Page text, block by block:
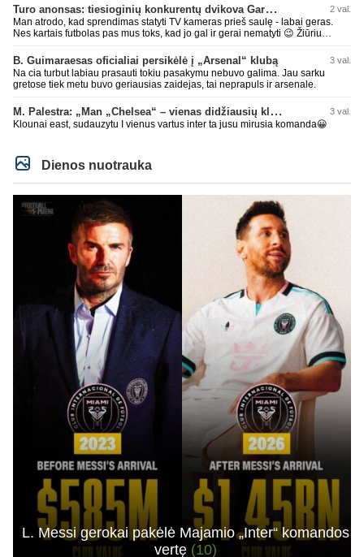
Turo anonsas: tiesioginių konkurentų dvikova Gargžduose 2 val.
Man atrodo, kad sprendimas statyti TV kameras prieš saulę - labai geras.
Nes kartais futbolas pas mus toks, kad jo gal ir gerai nematyti 😉 Žiūriu
kaip alaus butelys, kurį ką tik išmaukiau. Linkėjimai Tadui (slapyvardžiu „apie
nieką“), kuris kiek girdėjau, įpūtė akis varvinančių transliacijų dvasią 😀
B. Guimaraesas oficialiai persikėlė į „Arsenal“ klubą 3 val.
Na cia turbut labiau prasauti tokiu pasakymu nebuvo galima. Jau sarku
gretose tiek metu buvo geriausias zaidejas, tai neprapuls ir arsenale.
M. Palestra: „Man „Chelsea“ – vienas didžiausių klubų futbole“ 3 val.
Klounai east, sudauzytu I vienus vartus inter ta jusu mirusia komanda😀
Dienos nuotrauka
L. Messi gerokai pakėlė Majamio „Inter“ komandos
vertę (10)